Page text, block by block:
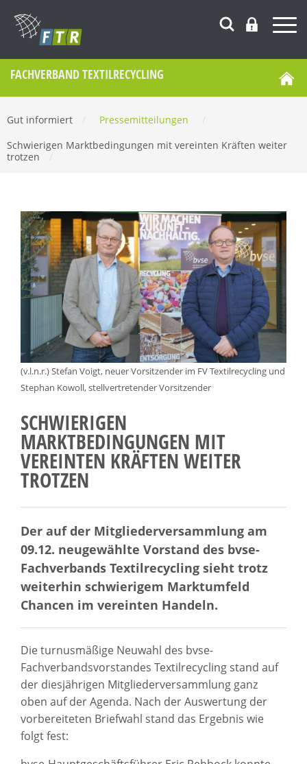
FACHVERBAND TEXTILRECYCLING
Gut informiert Pressemitteilungen
Schwierigen Marktbedingungen mit vereinten Kräften weiter
trotzen
(v.l.n.r.) Stefan Voigt, neuer Vorsitzender im FV Textilrecycling und
Stephan Kowoll, stellvertretender Vorsitzender
SCHWIERIGEN
MARKTBEDINGUNGEN MIT
VEREINTEN KRÄFTEN WEITER
TROTZEN
Der auf der Mitgliederversammlung am
09.12. neugewählte Vorstand des bvse-
Fachverbands Textilrecycling sieht trotz
weiterhin schwierigem Marktumfeld
Chancen im vereinten Handeln.
Die turnusmäßige Neuwahl des bvse-
Fachverbandsvorstandes Textilrecycling stand auf
der diesjährigen Mitgliederversammlung ganz
oben auf der Agenda. Nach der Auswertung der
vorbereiteten Briefwahl stand das Ergebnis wie
folgt fest: